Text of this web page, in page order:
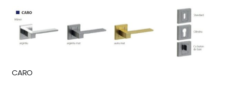
CARO